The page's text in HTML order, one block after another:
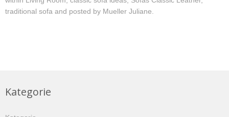
traditional sofa and posted by Mueller Juliane.
Kategorie